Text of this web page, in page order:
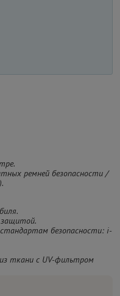
ремней безопасности /
безопасности: i-
ткани с UV-фильтром